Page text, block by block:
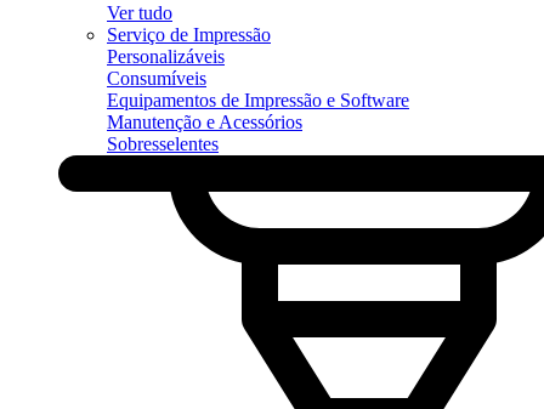
Ver tudo
Serviço de Impressão
Personalizáveis
Consumíveis
Equipamentos de Impressão e Software
Manutenção e Acessórios
Sobresselentes